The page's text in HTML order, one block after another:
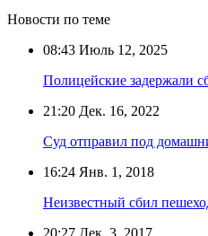
Новости по теме
08:43 Июль 12, 2025
Полицейские задержали
21:20 Дек. 16, 2022
Суд отправил под
16:24 Янв. 1, 2018
Неизвестный сбил
20:27 Дек. 3, 2017